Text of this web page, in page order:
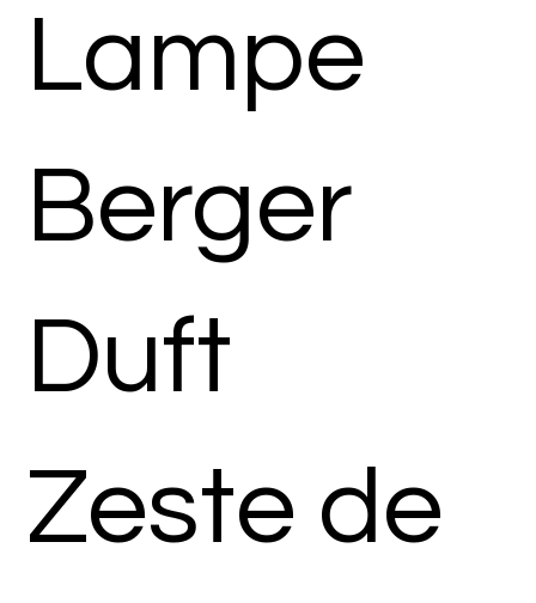
Lampe
Berger
Duft
Zeste de